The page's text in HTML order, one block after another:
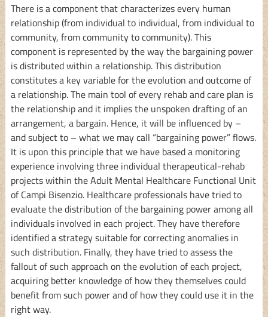
There is a component that characterizes every human
relationship (from individual to individual, from individual to
community, from community to community). This
component is represented by the way the bargaining power
is distributed within a relationship. This distribution
constitutes a key variable for the evolution and outcome of
a relationship. The main tool of every rehab and care plan is
the relationship and it implies the unspoken drafting of an
arrangement, a bargain. Hence, it will be influenced by –
and subject to – what we may call “bargaining power” flows.
It is upon this principle that we have based a monitoring
experience involving three individual therapeutical-rehab
projects within the Adult Mental Healthcare Functional Unit
of Campi Bisenzio. Healthcare professionals have tried to
evaluate the distribution of the bargaining power among all
individuals involved in each project. They have therefore
identified a strategy suitable for correcting anomalies in
such distribution. Finally, they have tried to assess the
fallout of such approach on the evolution of each project,
acquiring better knowledge of how they themselves could
benefit from such power and of how they could use it in the
right way.